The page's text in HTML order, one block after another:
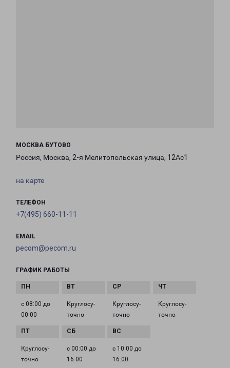
МОСКВА БУТОВО
Россия, Москва, 2-я Мелитопольская улица, 12Ас1
на карте
ТЕЛЕФОН
+7(495) 660-11-11
EMAIL
pecom@pecom.ru
ГРАФИК РАБОТЫ
с 08:00 до
00:00
Круглосу­
точно
Круглосу­
точно
Круглосу­
точно
Круглосу­
точно
с 00:00 до
16:00
с 10:00 до
16:00